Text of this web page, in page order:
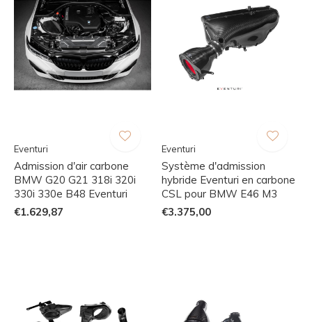
Eventuri
Admission d'air carbone
BMW G20 G21 318i 320i
330i 330e B48 Eventuri
€1.629,87
Eventuri
Système d'admission
hybride Eventuri en carbone
CSL pour BMW E46 M3
€3.375,00